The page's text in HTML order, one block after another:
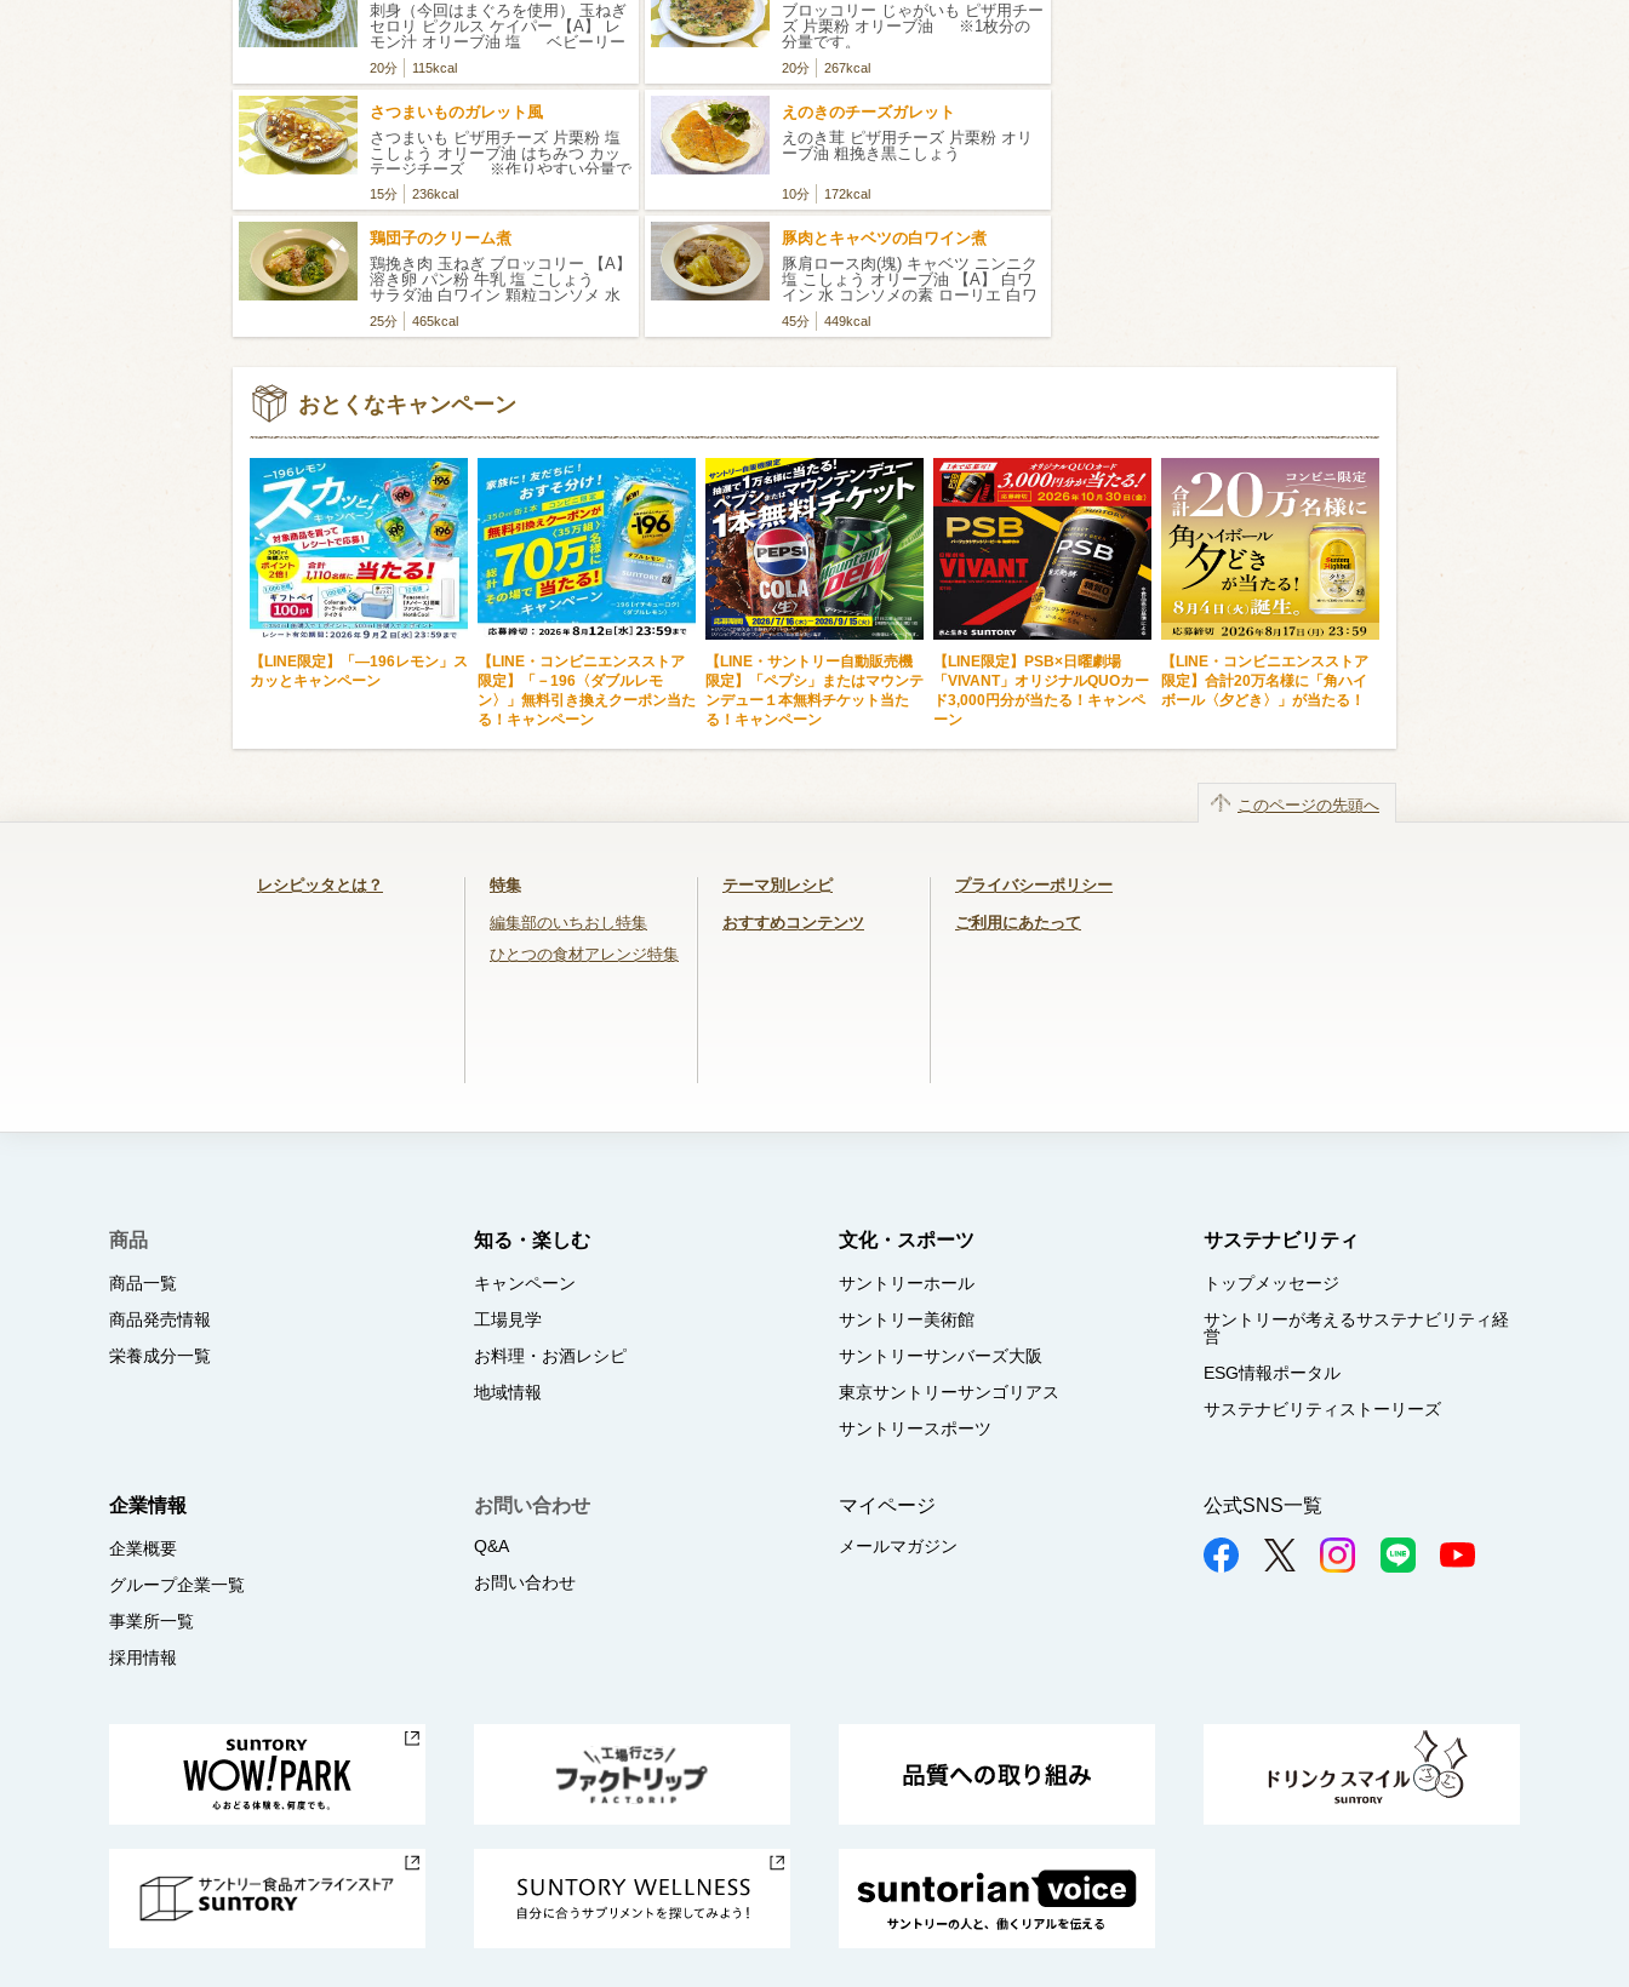
刺身（今回はまぐろを使用） 玉ねぎ
セロリ ピクルス ケイパー 【A】 レ
モン汁 オリーブ油 塩 ベビーリー
20分 115kcal
ブロッコリー じゃがいも ピザ用チー
ズ 片栗粉 オリーブ油 ※1枚分の
分量です。
20分 267kcal
さつまいものガレット風
さつまいも ピザ用チーズ 片栗粉 塩
こしょう オリーブ油 はちみつ カッ
テージチーズ ※作りやすい分量で
す。
15分 236kcal
えのきのチーズガレット
えのき茸 ピザ用チーズ 片栗粉 オリ
ーブ油 粗挽き黒こしょう
10分 172kcal
鶏団子のクリーム煮
鶏挽き肉 玉ねぎ ブロッコリー 【A】
溶き卵 パン粉 牛乳 塩 こしょう
サラダ油 白ワイン 顆粒コンソメ 水
牛乳 生クリーム
25分 465kcal
豚肉とキャベツの白ワイン煮
豚肩ロース肉(塊) キャベツ ニンニク
塩 こしょう オリーブ油 【A】 白ワ
イン 水 コンソメの素 ローリエ 白ワ
インビネガー 粗挽き黒こしょう
45分 449kcal
おとくなキャンペーン
【LINE限定】「―196レモン」ス
カッとキャンペーン
【LINE・コンビニエンスストア
限定】「－196〈ダブルレモ
ン〉」無料引き換えクーポン当た
る！キャンペーン
【LINE・サントリー自動販売機
限定】「ペプシ」またはマウンテ
ンデュー１本無料チケット当た
る！キャンペーン
【LINE限定】PSB×日曜劇場
「VIVANT」オリジナルQUOカー
ド3,000円分が当たる！キャンペ
ーン
【LINE・コンビニエンスストア
限定】合計20万名様に「角ハイ
ボール〈夕どき〉」が当たる！
レシピッタとは？ 特集
編集部のいちおし特集
ひとつの食材アレンジ特集
テーマ別レシピ
おすすめコンテンツ
プライバシーポリシー
ご利用にあたって
このページの先頭へ
商品
商品一覧
商品発売情報
栄養成分一覧
知る・楽しむ
キャンペーン
工場見学
お料理・お酒レシピ
地域情報
文化・スポーツ
サントリーホール
サントリー美術館
サントリーサンバーズ大阪
東京サントリーサンゴリアス
サントリースポーツ
サステナビリティ
トップメッセージ
サントリーが考えるサステナビリティ経
営
ESG情報ポータル
サステナビリティストーリーズ
企業情報
企業概要
グループ企業一覧
事業所一覧
採用情報
お問い合わせ
Q&A
お問い合わせ
マイページ
メールマガジン
公式SNS一覧